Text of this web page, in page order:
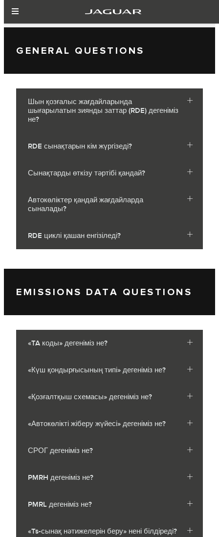
GENERAL QUESTIONS
Шын қозғалыс жағдайларында
шығарылатын зиянды заттар (RDE) дегеніміз
не?
RDE сынақтарын кім жүргізеді?
Сынақтарды өткізу тәртібі қандай?
Автокөліктер қандай жағдайларда
сыналады?
RDE циклі қашан енгізіледі?
EMISSIONS DATA QUESTIONS
«TA коды» дегеніміз не?
«Күш қондырғысының типі» дегеніміз не?
«Қозғалтқыш схемасы» дегеніміз не?
«Автокөлікті жіберу жүйесі» дегеніміз не?
СРОГ дегеніміз не?
PMRH дегеніміз не?
PMRL дегеніміз не?
«Ts-сынақ нәтижелерін беру» нені білдіреді?